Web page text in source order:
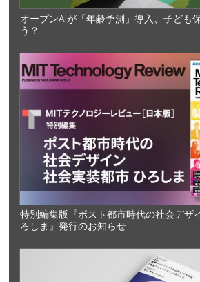
オープンAIが「年齢予測」導入、子ども
う？
特別編集版『ポスト都市時代の社会デザ
ろしま』発行のお知らせ